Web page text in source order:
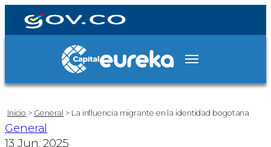
Inicio > General > La influencia migrante en la identidad bogotana
General
13 Jun. 2025